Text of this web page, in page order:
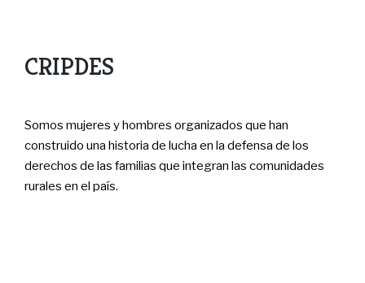
CRIPDES
Somos mujeres y hombres organizados que han
construido una historia de lucha en la defensa de los
derechos de las familias que integran las comunidades
rurales en el país.